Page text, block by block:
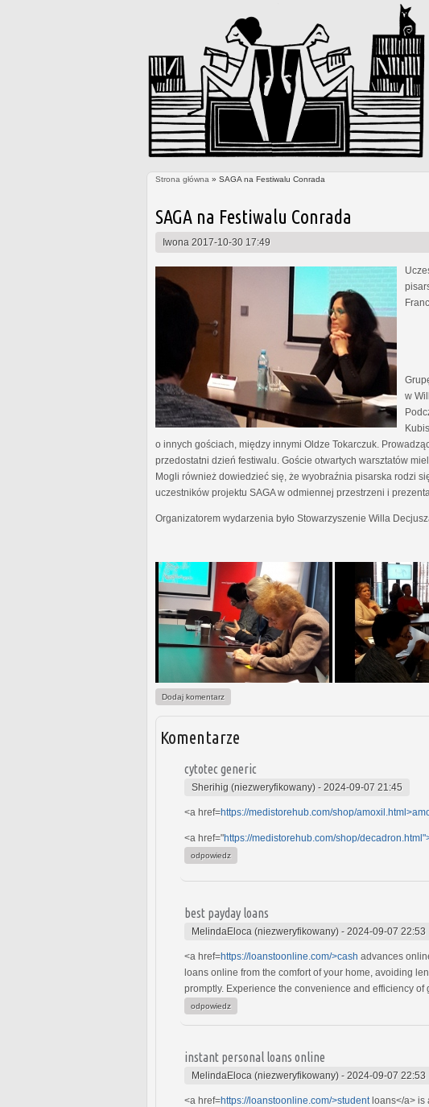
Strona główna » SAGA na Festiwalu Conrada
SAGA na Festiwalu Conrada
Iwona 2017-10-30 17:49
w
o innych gościach, między innymi Oldze Tokarczuk.
przedostatni dzień festiwalu. Goście otwartych warsztatów
Mogli również dowiedzieć się, że wyobraźnia pisarska rodzi
uczestników projektu SAGA w odmiennej przestrzeni i
Organizatorem wydarzenia było Stowarzyszenie Willa
Dodaj komentarz
Komentarze
cytotec generic
Sherihig (niezweryfikowany) - 2024-09-07 21:45
<a href=https://medistorehub.com/shop/
<a href="https://medistorehub.com/shop/
odpowiedz
best payday loans
MelindaEloca (niezweryfikowany) - 2024-09-07 22:53
<a href=https://loanstoonline.com/>cash advances
loans online from the comfort of your home, avoiding
promptly. Experience the convenience and efficiency
odpowiedz
instant personal loans online
MelindaEloca (niezweryfikowany) - 2024-09-07 22:53
<a href=https://loanstoonline.com/>student loans</a> is